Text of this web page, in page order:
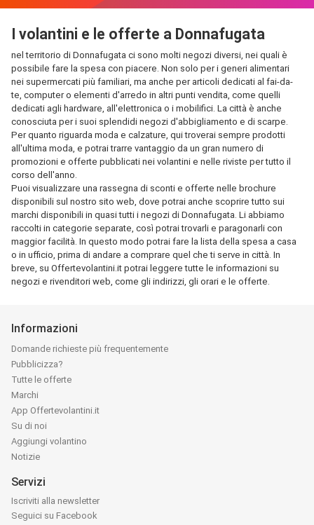
I volantini e le offerte a Donnafugata
nel territorio di Donnafugata ci sono molti negozi diversi, nei quali è
possibile fare la spesa con piacere. Non solo per i generi alimentari
nei supermercati più familiari, ma anche per articoli dedicati al fai-da-
te, computer o elementi d'arredo in altri punti vendita, come quelli
dedicati agli hardware, all'elettronica o i mobilifici. La città è anche
conosciuta per i suoi splendidi negozi d'abbigliamento e di scarpe.
Per quanto riguarda moda e calzature, qui troverai sempre prodotti
all'ultima moda, e potrai trarre vantaggio da un gran numero di
promozioni e offerte pubblicati nei volantini e nelle riviste per tutto il
corso dell'anno.
Puoi visualizzare una rassegna di sconti e offerte nelle brochure
disponibili sul nostro sito web, dove potrai anche scoprire tutto sui
marchi disponibili in quasi tutti i negozi di Donnafugata. Li abbiamo
raccolti in categorie separate, così potrai trovarli e paragonarli con
maggior facilità. In questo modo potrai fare la lista della spesa a casa
o in ufficio, prima di andare a comprare quel che ti serve in città. In
breve, su Offertevolantini.it potrai leggere tutte le informazioni su
negozi e rivenditori web, come gli indirizzi, gli orari e le offerte.
Informazioni
Domande richieste più frequentemente
Pubblicizza?
Tutte le offerte
Marchi
App Offertevolantini.it
Su di noi
Aggiungi volantino
Notizie
Servizi
Iscriviti alla newsletter
Seguici su Facebook